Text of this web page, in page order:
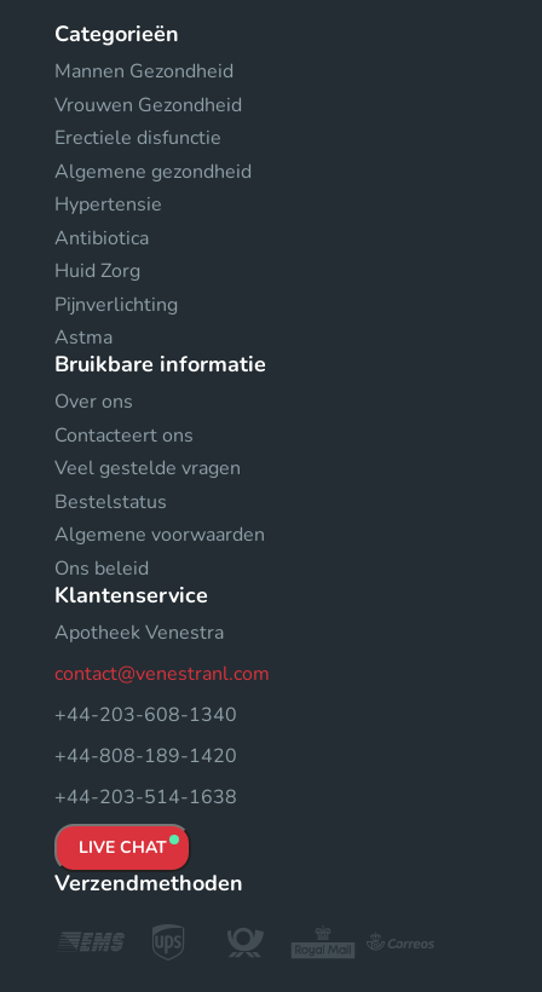
Categorieën
Mannen Gezondheid
Vrouwen Gezondheid
Erectiele disfunctie
Algemene gezondheid
Hypertensie
Antibiotica
Huid Zorg
Pijnverlichting
Astma
Bruikbare informatie
Over ons
Contacteert ons
Veel gestelde vragen
Bestelstatus
Algemene voorwaarden
Ons beleid
Klantenservice
Apotheek Venestra
contact@venestranl.com
+44-203-608-1340
+44-808-189-1420
+44-203-514-1638
LIVE CHAT
Verzendmethoden